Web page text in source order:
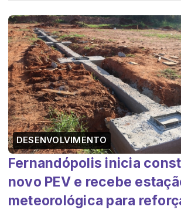
DESENVOLVIMENTO
Fernandópolis inicia
novo PEV e recebe
meteorológica para